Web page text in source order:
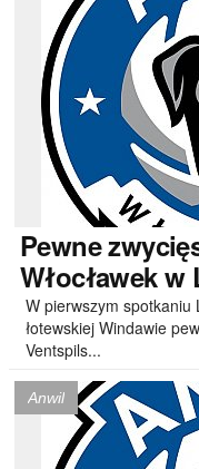
Pewne
Włocławek
W pierwszym spotkaniu
łotewskiej Windawie
Ventspils...
Anwil